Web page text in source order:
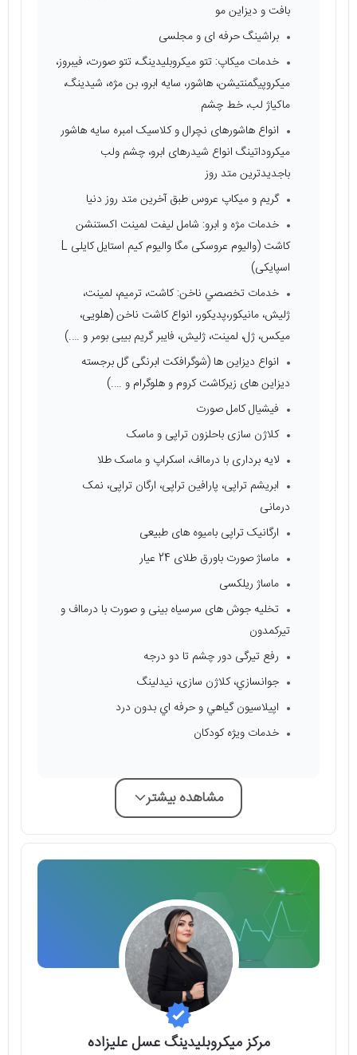
بافت و دیزاین مو
براشینگ حرفه ای و مجلسی
خدمات ميكاپ: تتو ميكروبليدينگ، تتو صورت، فیبروز،
میکروپیگمنتیشن، هاشور، سایه ابرو، بن مژه، شیدینگ،
ماکیاژ لب، خط چشم
انواع هاشورهای نچرال و کلاسیک امبره سایه هاشور
میکروداتینگ انواع شیدرهای ابرو، چشم ولب
باجدیدترین متد روز
گریم و میکاپ عروس طبق آخرین متد روز دنیا
خدمات مژه و ابرو: شامل ليفت لمينت اكستنشن
كاشت (والیوم عروسکی مگا والیوم کیم استایل کایلی L
اسپايکی)
خدمات تخصصي ناخن: کاشت، ترمیم، لمينت،
ژليش، مانیکور،پدیکور، انواع کاشت ناخن (هلویی،
میکس، ژل، لمینت، ژلیش، فایبر گریم بیبی بومر و ….)
انواع دیزاین ها (شوگرافکت ابرنگی گل برجسته
دیزاین های زیرکاشت کروم و هلوگرام و ….)
فیشیال کامل صورت
کلاژن سازی باحلزون تراپی و ماسک
لایه برداری با درمااف، اسکراپ و ماسک طلا
ابریشم تراپی، پارافین تراپی، ارگان تراپی، نمک
درمانی
ارگانیک تراپی بامیوه های طبیعی
ماساژ صورت باورق طلای 24 عیار
ماساژ ریلکسی
تخلیه جوش های سرسیاه بینی و صورت با درمااف و
تیرکمدون
رفع تیرگی دور چشم تا دو درجه
جوانسازي، كلاژن سازی، نيدلينگ
اپيلاسيون گياهي و حرفه اي بدون درد
خدمات ويژه كودكان
مشاهده بیشتر
مرکز میکروبلیدینگ عسل علیزاده